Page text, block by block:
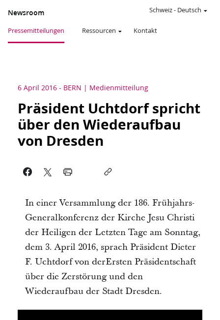
Newsroom
Pressemitteilungen Ressourcen Kontakt
Schweiz- Deutsch
6 April 2016 - BERN Medienmitteilung
Präsident Uchtdorf spricht
über den Wiederaufbau
von Dresden
In einer Versammlung der 186. Frühjahrs-
Generalkonferenz der Kirche Jesu Christi
der Heiligen der Letzten Tage am Sonntag,
dem 3. April 2016, sprach Präsident Dieter
F. Uchtdorf von derErsten Präsidentschaft
über die Zerstörung und den
Wiederaufbau der Stadt Dresden.